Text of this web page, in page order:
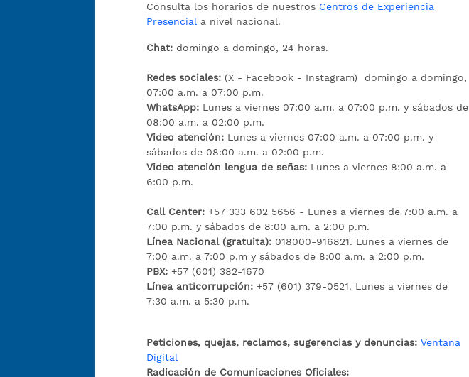
Consulta los horarios de nuestros Centros de Experiencia
Presencial a nivel nacional.
Chat: domingo a domingo, 24 horas.
Redes sociales: (X - Facebook - Instagram) domingo a domingo,
07:00 a.m. a 07:00 p.m.
WhatsApp: Lunes a viernes 07:00 a.m. a 07:00 p.m. y sábados de
08:00 a.m. a 02:00 p.m.
Video atención: Lunes a viernes 07:00 a.m. a 07:00 p.m. y
sábados de 08:00 a.m. a 02:00 p.m.
Video atención lengua de señas: Lunes a viernes 8:00 a.m. a
6:00 p.m.
Call Center:+57 333 602 5656 - Lunes a viernes de 7:00 a.m. a
7:00 p.m. y sábados de 8:00 a.m. a 2:00 p.m.
Línea Nacional (gratuita): 018000-916821. Lunes a viernes de
7:00 a.m. a 7:00 p.m y sábados de 8:00 a.m. a 2:00 p.m.
PBX:+57 (601) 382-1670
Línea anticorrupción:+57 (601) 379-0521. Lunes a viernes de
7:30 a.m. a 5:30 p.m.
Peticiones, quejas, reclamos, sugerencias y denuncias: Ventana
Digital
Radicación de Comunicaciones Oficiales: